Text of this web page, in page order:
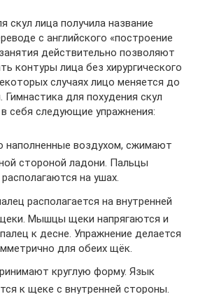
скул лица получила название
с английского «построение
действительно позволяют
контуры лица без хирургического
случаях лицо меняется до
Гимнастика для похудения скул
себя следующие упражнения:
наполненные воздухом, сжимают
стороной ладони. Пальцы
располагаются на ушах.
располагается на внутренней
Мышцы щеки напрягаются и
к десне. Упражнение делается
для обеих щёк.
круглую форму. Язык
к щеке с внутренней стороны.